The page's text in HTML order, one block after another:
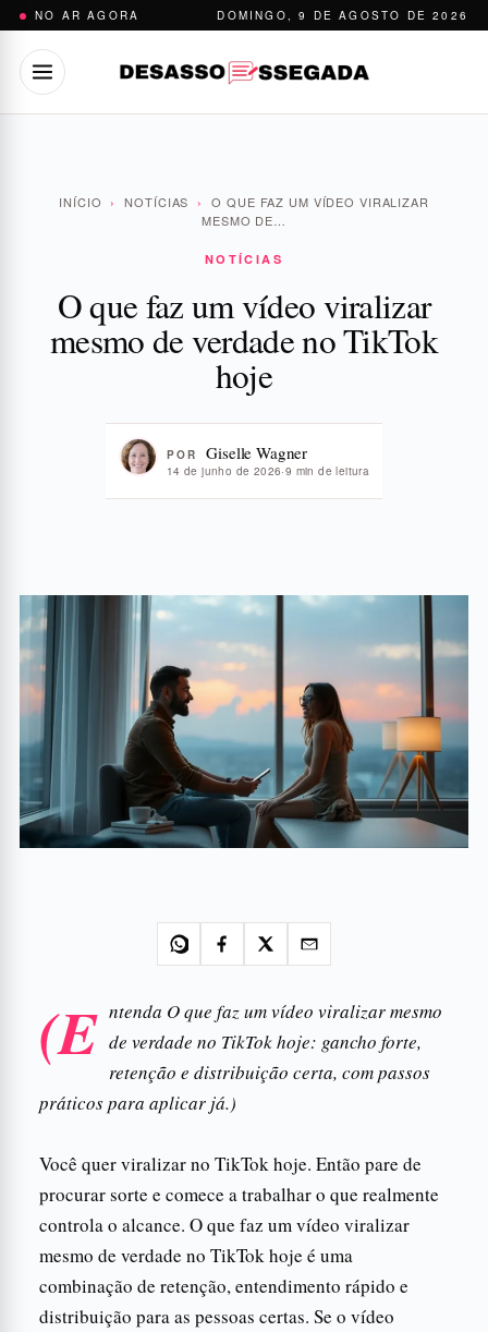
Pular
conteúdo
NO AR AGORA DOMINGO, 9 DE AGOSTO DE 2026
INÍCIO › NOTÍCIAS ›
O QUE FAZ UM VÍDEO VIRALIZAR
MESMO DE…
NOTÍCIAS
O que faz um vídeo viralizar
mesmo de verdade no TikTok
hoje
POR Giselle Wagner
14 de junho de 2026·9 min de leitura
(E ntenda O que faz um vídeo viralizar mesmo
de verdade no TikTok hoje: gancho forte,
retenção e distribuição certa, com passos
práticos para aplicar já.)
Você quer viralizar no TikTok hoje. Então pare de
procurar sorte e comece a trabalhar o que realmente
controla o alcance. O que faz um vídeo viralizar
mesmo de verdade no TikTok hoje é uma
combinação de retenção, entendimento rápido e
distribuição para as pessoas certas. Se o vídeo